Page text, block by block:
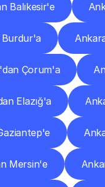
Balıkesir'e
Çorum'a
Elazığ'a
Mersin'e